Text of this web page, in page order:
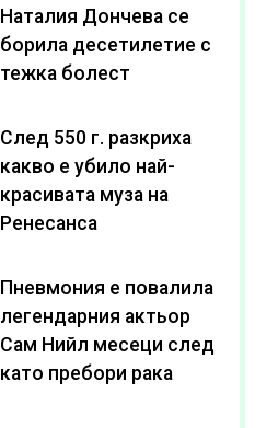
Наталия Дончева се
борила десетилетие с
тежка болест
След 550 г. разкриха
какво е убило най-
красивата муза на
Ренесанса
Пневмония е повалила
легендарния актьор
Сам Нийл месеци след
като пребори рака